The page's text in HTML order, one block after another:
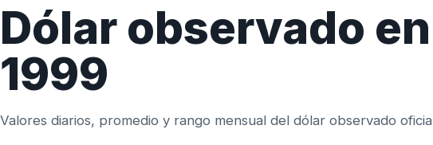
Dólar observado
1999
Valores diarios, promedio y rango mensual del dólar observado